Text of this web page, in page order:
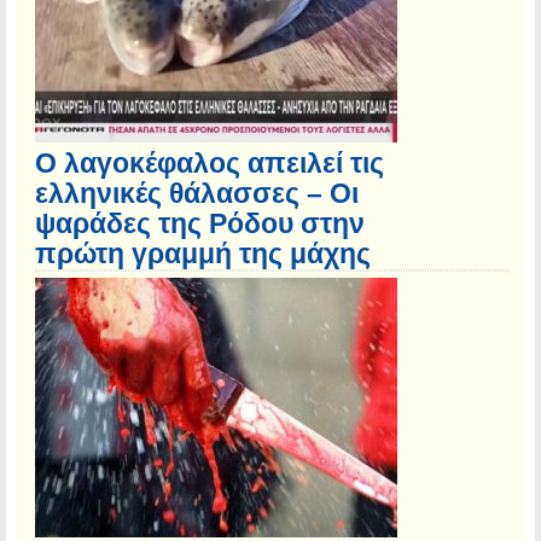
Ο λαγοκέφαλος απειλεί τις
ελληνικές θάλασσες – Οι
ψαράδες της Ρόδου στην
πρώτη γραμμή της μάχης